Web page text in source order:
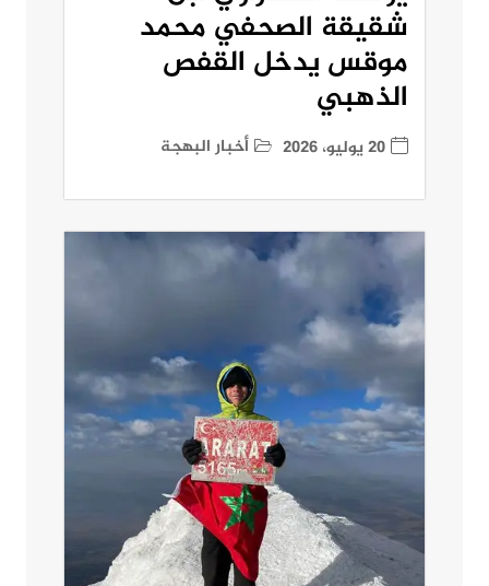
شقيقة الصحفي محمد
موقس يدخل القفص
الذهبي
20 يوليو، 2026 أخبار البهجة